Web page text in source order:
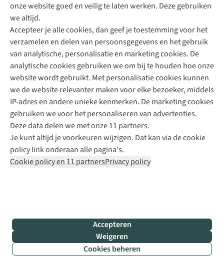
onze website goed en veilig te laten werken. Deze gebruiken
we altijd.
Accepteer je alle cookies, dan geef je toestemming voor het
verzamelen en delen van persoonsgegevens en het gebruik
van analytische, personalisatie en marketing cookies. De
analytische cookies gebruiken we om bij te houden hoe onze
website wordt gebruikt. Met personalisatie cookies kunnen
we de website relevanter maken voor elke bezoeker, middels
IP-adres en andere unieke kenmerken. De marketing cookies
gebruiken we voor het personaliseren van advertenties.
Deze data delen we met onze 11 partners.
Je kunt altijd je voorkeuren wijzigen. Dat kan via de cookie
policy link onderaan alle pagina's.
Cookie policy en 11 partnersPrivacy policy
Accepteren
Weigeren
Cookies beheren
Direct advies van een Buitenexpert
+31 (0)85 888 50 88
+31 6 12 28 49 80
Contactformulier
Bever
B.V.